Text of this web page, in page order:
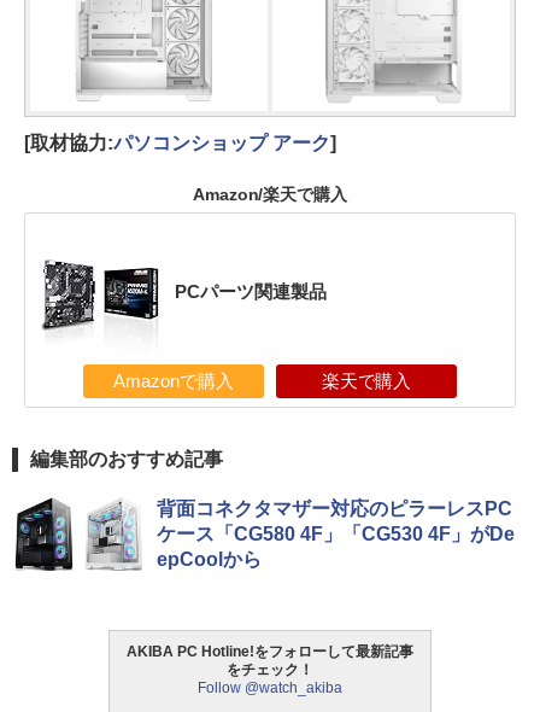
[取材協力:パソコンショップ アーク]
Amazon/楽天で購入
PCパーツ関連製品
Amazonで購入 楽天で購入
編集部のおすすめ記事
背面コネクタマザー対応のピラーレスPC
ケース「CG580 4F」「CG530 4F」がDe
epCoolから
AKIBA PC Hotline!をフォローして最新記事
をチェック！
Follow @watch_akiba